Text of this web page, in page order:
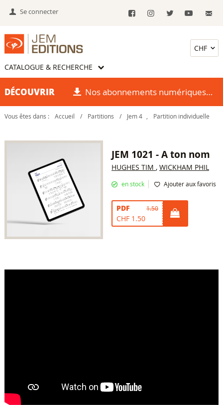
Se connecter
CATALOGUE & RECHERCHE
DÉCOUVRIR Nos abonnements numériques
Vous êtes dans : Accueil / Partitions / Jem 4 Partition individuelle
JEM 1021 - A ton nom
HUGHES TIM , WICKHAM PHIL
en stock Ajouter aux favoris
PDF 1.50
CHF 1.50